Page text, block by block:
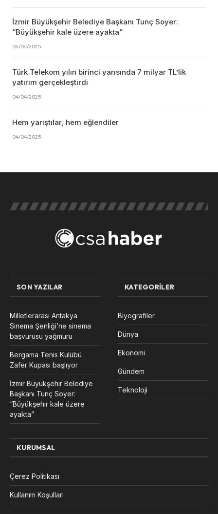
İzmir Büyükşehir Belediye Başkanı Tunç Soyer:
“Büyükşehir kale üzere ayakta”
04/04/2025
Türk Telekom yılın birinci yarısında 7 milyar TL’lik
yatırım gerçekleştirdi
04/04/2025
Hem yarıştılar, hem eğlendiler
04/04/2025
SON YAZILAR
Milletlerarası Antakya
Sinema Şenliği’ne sinema
başvurusu yağmuru
Bergama Tenis Kulübü
Zafer Kupası başlıyor
İzmir Büyükşehir Belediye
Başkanı Tunç Soyer:
“Büyükşehir kale üzere
ayakta”
KATEGORILER
Biyografiler
Dünya
Ekonomi
Gündem
Teknoloji
KURUMSAL
Çerez Politikası
Kullanım Koşulları